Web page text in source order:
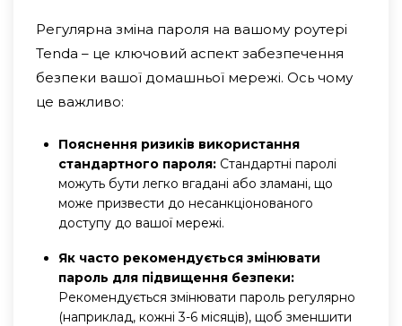
Регулярна зміна пароля на вашому роутері
Tenda – це ключовий аспект забезпечення
безпеки вашої домашньої мережі. Ось чому
це важливо:
Пояснення ризиків використання
стандартного пароля: Стандартні паролі
можуть бути легко вгадані або зламані, що
може призвести до несанкціонованого
доступу до вашої мережі.
Як часто рекомендується змінювати
пароль для підвищення безпеки:
Рекомендується змінювати пароль регулярно
(наприклад, кожні 3-6 місяців), щоб зменшити